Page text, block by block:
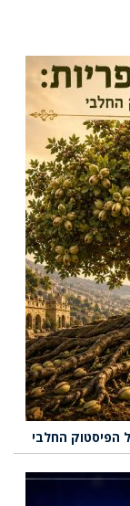
הפיסטוק החלבי